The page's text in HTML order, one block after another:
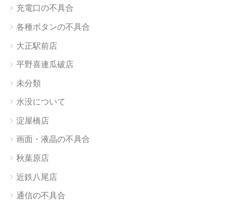
充電口の不具合
各種ボタンの不具合
大正駅前店
平野喜連瓜破店
未分類
水没について
淀屋橋店
画面・液晶の不具合
秋葉原店
近鉄八尾店
通信の不具合